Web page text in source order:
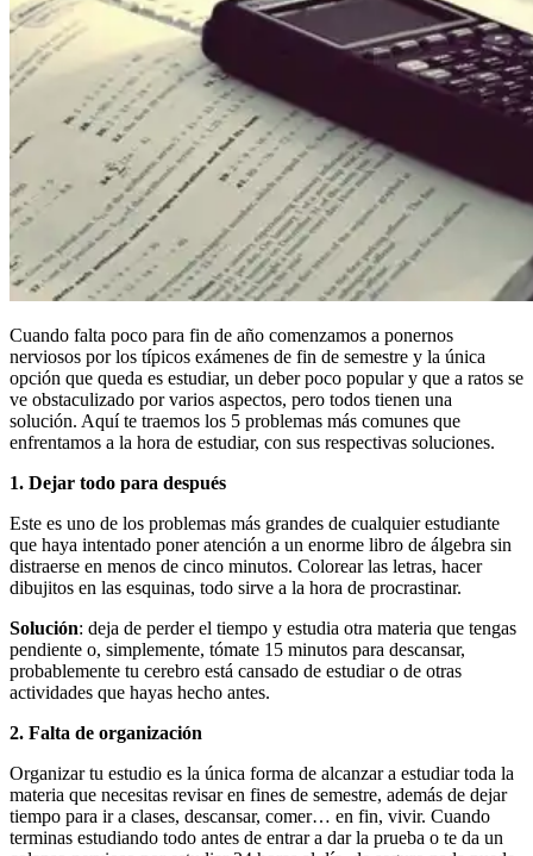
Cuando falta poco para fin de año comenzamos a ponernos
nerviosos por los típicos exámenes de fin de semestre y la única
opción que queda es estudiar, un deber poco popular y que a ratos se
ve obstaculizado por varios aspectos, pero todos tienen una
solución. Aquí te traemos los 5 problemas más comunes que
enfrentamos a la hora de estudiar, con sus respectivas soluciones.
1. Dejar todo para después
Este es uno de los problemas más grandes de cualquier estudiante
que haya intentado poner atención a un enorme libro de álgebra sin
distraerse en menos de cinco minutos. Colorear las letras, hacer
dibujitos en las esquinas, todo sirve a la hora de procrastinar.
Solución: deja de perder el tiempo y estudia otra materia que tengas
pendiente o, simplemente, tómate 15 minutos para descansar,
probablemente tu cerebro está cansado de estudiar o de otras
actividades que hayas hecho antes.
2. Falta de organización
Organizar tu estudio es la única forma de alcanzar a estudiar toda la
materia que necesitas revisar en fines de semestre, además de dejar
tiempo para ir a clases, descansar, comer… en fin, vivir. Cuando
terminas estudiando todo antes de entrar a dar la prueba o te da un